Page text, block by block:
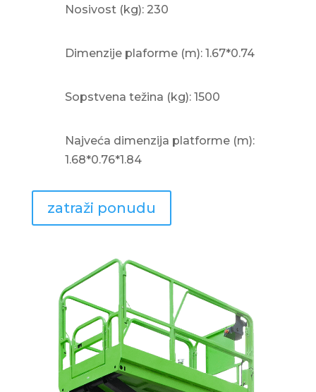
Nosivost (kg): 230
Dimenzije plaforme (m): 1.67*0.74
Sopstvena težina (kg): 1500
Najveća dimenzija platforme (m):
1.68*0.76*1.84
zatraži ponudu